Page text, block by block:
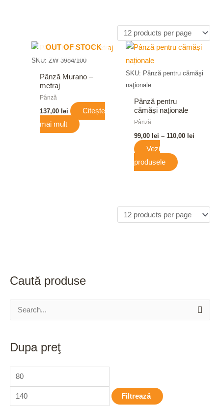
Caută produse
a
c
h
Dupa preţ
Filtrează
OUT OF STOCK
SKU: ZW 3984/100
Pânză Murano –
metraj
Pânză
137,00 lei
Citește
mai mult
SKU: Pânză pentru cămăşi
naţionale
Pânză pentru
cămăși naționale
Pânză
99,00 lei – 110,00 lei
Interval
de
99,00 lei
până
Vezi
produsele